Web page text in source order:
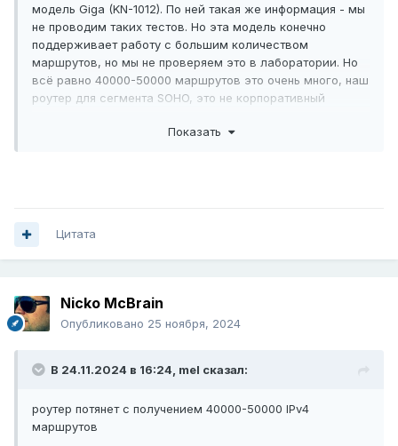
модель Giga (KN-1012). По ней такая же информация - мы
не проводим таких тестов. Но эта модель конечно
поддерживает работу с большим количеством
маршрутов, но мы не проверяем это в лаборатории. Но
всё равно 40000-50000 маршрутов это очень много, наш
роутер для сегмента SOHO, это не корпоративный
маршрутах нагрузка на CPU и как будет встроенный веб-
Показать
Цитата
Nicko McBrain
Опубликовано 25 ноября, 2024
В 24.11.2024 в 16:24, mel сказал:
роутер потянет с получением 40000-50000 IPv4
маршрутов